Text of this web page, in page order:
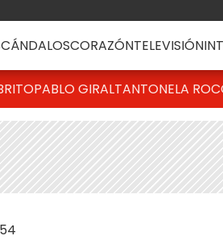
CORAZÓNTELEVISIÓN
PABLO GIRALTANTONELA